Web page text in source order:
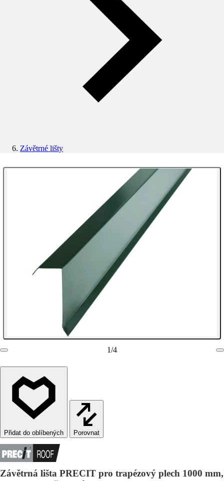
Závětrné lišty
1/4
Porovnat
Závětrná lišta PRECIT pro trapézový plech 1000 mm,